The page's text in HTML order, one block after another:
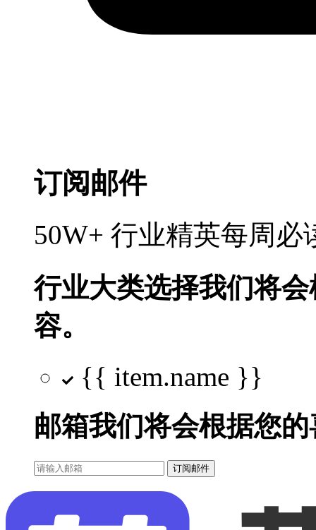
订阅邮件
50W+ 行业精英每周
行业大类选择我们将
容。
{{ item.name }}
邮箱我们将会根据您
订阅邮件